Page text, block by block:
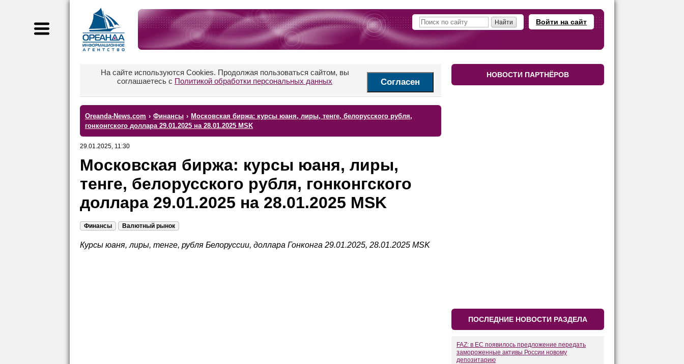
Войти на сайт
На сайте используются Cookies. Продолжая пользоваться сайтом, вы
соглашаетесь с Политикой обработки персональных данных Согласен
Oreanda-News.com › Финансы › Московская биржа: курсы юаня, лиры, тенге, белорусского рубля,
гонконгского доллара 29.01.2025 на 28.01.2025 MSK
29.01.2025, 11:30
Московская биржа: курсы юаня, лиры,
тенге, белорусского рубля, гонконгского
доллара 29.01.2025 на 28.01.2025 MSK
Финансы Валютный рынок
Курсы юаня, лиры, тенге, рубля Белоруссии, доллара Гонконга 29.01.2025, 28.01.2025 MSK
НОВОСТИ ПАРТНЁРОВ
ПОСЛЕДНИЕ НОВОСТИ РАЗДЕЛА
FAZ: в ЕС появилось предложение передать
замороженные активы России новому
депозитарию